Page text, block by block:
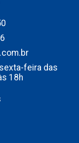
feira das
18h